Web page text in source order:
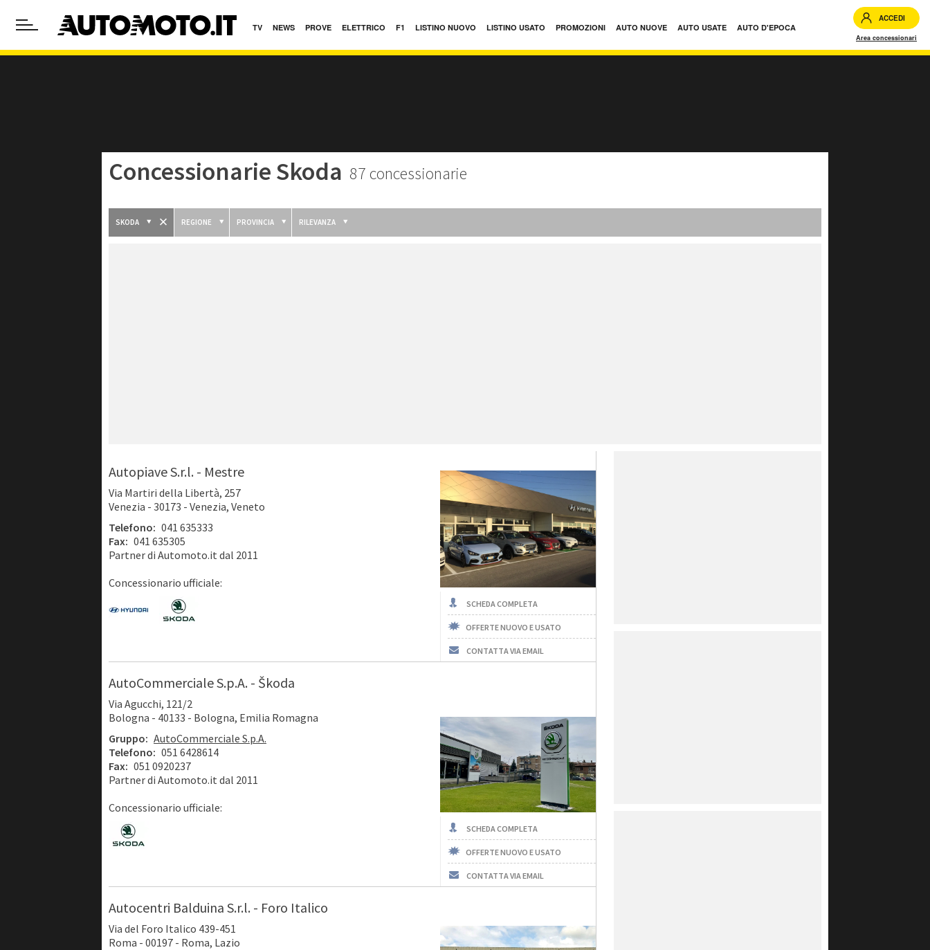
TV NEWS PROVE ELETTRICO F1 LISTINO NUOVO LISTINO USATO PROMOZIONI AUTO NUOVE AUTO USATE AUTO D'EPOCA
ACCEDI
Area concessionari
Concessionarie Skoda 87 concessionarie
SKODA REGIONE PROVINCIA RILEVANZA
Autopiave S.r.l. - Mestre
Via Martiri della Libertà, 257
Venezia - 30173 - Venezia, Veneto
Telefono: 041 635333
Fax: 041 635305
Partner di Automoto.it dal 2011
Concessionario ufficiale:
SCHEDA COMPLETA
OFFERTE NUOVO E USATO
CONTATTA VIA EMAIL
AutoCommerciale S.p.A. - Škoda
Via Agucchi, 121/2
Bologna - 40133 - Bologna, Emilia Romagna
Gruppo: AutoCommerciale S.p.A.
Telefono: 051 6428614
Fax: 051 0920237
Partner di Automoto.it dal 2011
Concessionario ufficiale:
SCHEDA COMPLETA
OFFERTE NUOVO E USATO
CONTATTA VIA EMAIL
Autocentri Balduina S.r.l. - Foro Italico
Via del Foro Italico 439-451
Roma - 00197 - Roma, Lazio